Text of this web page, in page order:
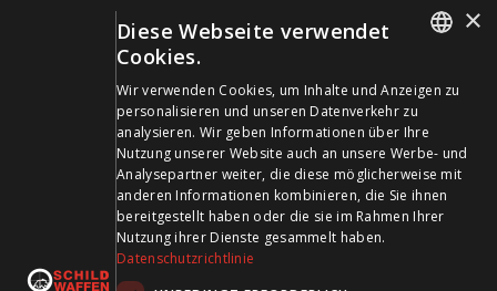
info@schildwaffen.ch
Zahlungsmittel
Besuchen Sie uns in den Sozialen Medien und bleiben Sie
auf dem Laufenden!
FRENCH
×
Diese Webseite verwendet
Cookies.
Wir verwenden Cookies, um Inhalte und Anzeigen zu
personalisieren und unseren Datenverkehr zu
analysieren. Wir geben Informationen über Ihre
Nutzung unserer Website auch an unsere Werbe- und
Analysepartner weiter, die diese möglicherweise mit
anderen Informationen kombinieren, die Sie ihnen
bereitgestellt haben oder die sie im Rahmen Ihrer
Nutzung ihrer Dienste gesammelt haben.
Datenschutzrichtlinie